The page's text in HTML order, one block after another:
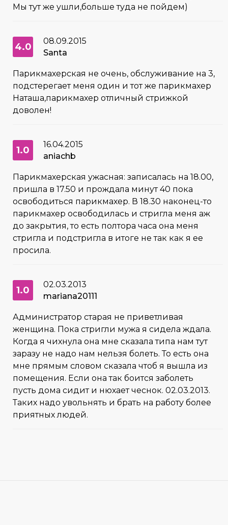
Мы тут же ушли,больше туда не пойдем)
4.0
08.09.2015
Santa
Парикмахерская не очень, обслуживание на 3,
подстерегает меня один и тот же парикмахер
Наташа,парикмахер отличный стрижкой
доволен!
1.0
16.04.2015
aniachb
Парикмахерская ужасная: записалась на 18.00,
пришла в 17.50 и прождала минут 40 пока
освободиться парикмахер. В 18.30 наконец-то
парикмахер освободилась и стригла меня аж
до закрытия, то есть полтора часа она меня
стригла и подстригла в итоге не так как я ее
просила.
1.0
02.03.2013
mariana20111
Администратор старая не приветливая
женщина. Пока стригли мужа я сидела ждала.
Когда я чихнула она мне сказала типа нам тут
заразу не надо нам нельзя болеть. То есть она
мне прямым словом сказала чтоб я вышла из
помещения. Если она так боится заболеть
пусть дома сидит и нюхает чеснок. 02.03.2013.
Таких надо увольнять и брать на работу более
приятных людей.